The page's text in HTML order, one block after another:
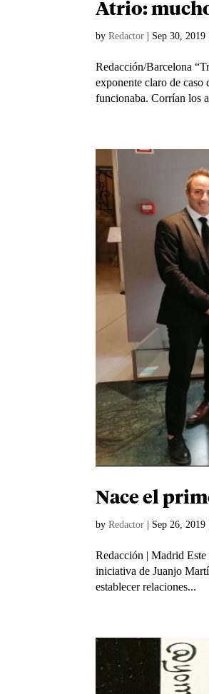
Atrio:
byRedactor Sep 30, 2019
Redacción/Barcelona
exponente claro de
funcionaba. Corrían los
Nace el
byRedactor Sep 26, 2019
Redacción | Madrid
iniciativa de Juanjo
establecer relaciones...